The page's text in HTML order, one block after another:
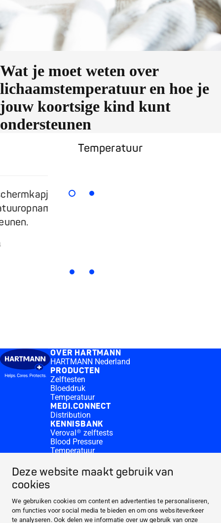
Deze website maakt gebruik van
cookies
We gebruiken cookies om content en advertenties te personaliseren,
om functies voor social media te bieden en om ons websiteverkeer
te analyseren. Ook delen we informatie over uw gebruik van onze
Wat je moet weten over
lichaamstemperatuur en hoe je
jouw koortsige kind kunt
ondersteunen
Temperatuur
de
in het oor
OVER HARTMANN
HARTMANN Nederland
PRODUCTEN
Zelftesten
Bloeddruk
Temperatuur
MEDI.CONNECT
Distribution
KENNISBANK
Veroval® zelftests
Blood Pressure
Temperatuur
Contact
Waar te koop?
PRODUCTEN
MEDI.CONNECT